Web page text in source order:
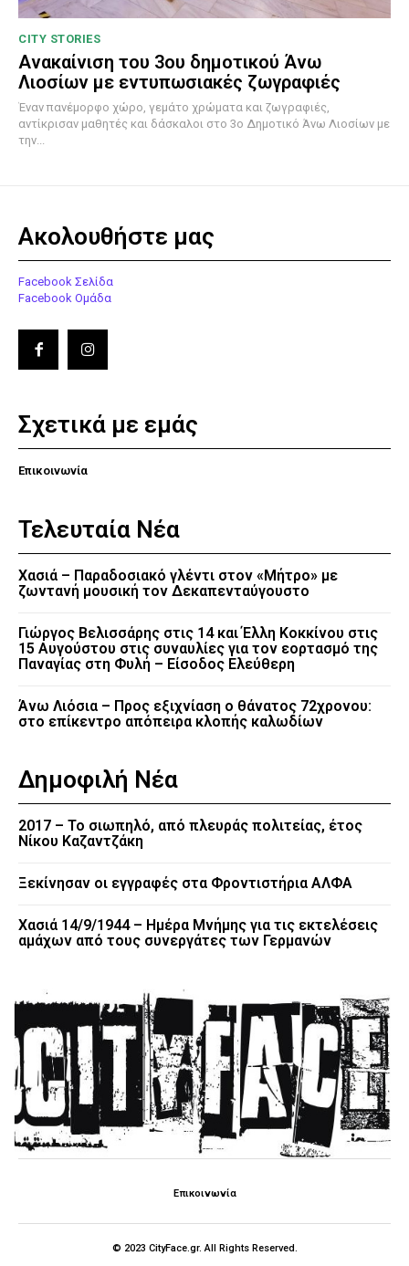
CITY STORIES
Ανακαίνιση του 3ου δημοτικού Άνω
Λιοσίων με εντυπωσιακές ζωγραφιές
Έναν πανέμορφο χώρο, γεμάτο χρώματα και ζωγραφιές,
αντίκρισαν μαθητές και δάσκαλοι στο 3ο Δημοτικό Άνω Λιοσίων με
την...
Ακολουθήστε μας
Facebook Σελίδα
Facebook Ομάδα
Σχετικά με εμάς
Επικοινωνία
Τελευταία Νέα
Χασιά – Παραδοσιακό γλέντι στον «Μήτρο» με
ζωντανή μουσική τον Δεκαπενταύγουστο
Γιώργος Βελισσάρης στις 14 και Έλλη Κοκκίνου στις
15 Αυγούστου στις συναυλίες για τον εορτασμό της
Παναγίας στη Φυλή – Είσοδος Ελεύθερη
Άνω Λιόσια – Προς εξιχνίαση ο θάνατος 72χρονου:
στο επίκεντρο απόπειρα κλοπής καλωδίων
Δημοφιλή Νέα
2017 – Το σιωπηλό, από πλευράς πολιτείας, έτος
Νίκου Καζαντζάκη
Ξεκίνησαν οι εγγραφές στα Φροντιστήρια ΑΛΦΑ
Χασιά 14/9/1944 – Ημέρα Μνήμης για τις εκτελέσεις
αμάχων από τους συνεργάτες των Γερμανών
Επικοινωνία
© 2023 CityFace.gr. All Rights Reserved.